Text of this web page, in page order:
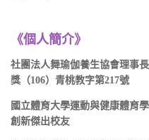
《個人簡介》
社團法人舞瑜伽養生協會理事
獎（106）青桃教字第217號
國立體育大學運動與健康體育
創新傑出校友